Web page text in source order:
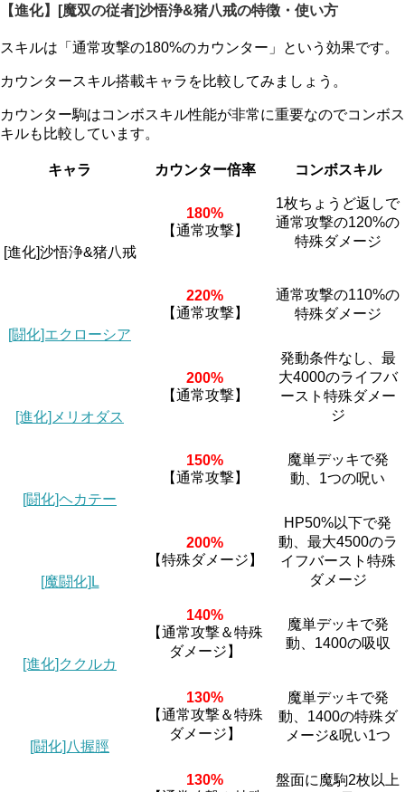
【進化】[魔双の従者]沙悟浄&猪八戒の特徴・使い方
スキルは「通常攻撃の180%のカウンター」という効果です。
カウンタースキル搭載キャラを比較してみましょう。
カウンター駒はコンボスキル性能が非常に重要なのでコンボス
キルも比較しています。
キャラ カウンター倍率 コンボスキル
[進化]沙悟浄&猪八戒
180%
【通常攻撃】
1枚ちょうど返しで
通常攻撃の120%の
特殊ダメージ
[闘化]エクローシア
220%
【通常攻撃】
通常攻撃の110%の
特殊ダメージ
[進化]メリオダス
200%
【通常攻撃】
発動条件なし、最
大4000のライフバ
ースト特殊ダメー
ジ
[闘化]ヘカテー
150%
【通常攻撃】
魔単デッキで発
動、1つの呪い
[魔闘化]L
200%
【特殊ダメージ】
HP50%以下で発
動、最大4500のラ
イフバースト特殊
ダメージ
[進化]ククルカ
140%
【通常攻撃＆特殊
ダメージ】
魔単デッキで発
動、1400の吸収
[闘化]八握脛
130%
【通常攻撃＆特殊
ダメージ】
魔単デッキで発
動、1400の特殊ダ
メージ&呪い1つ
130%
盤面に魔駒2枚以上